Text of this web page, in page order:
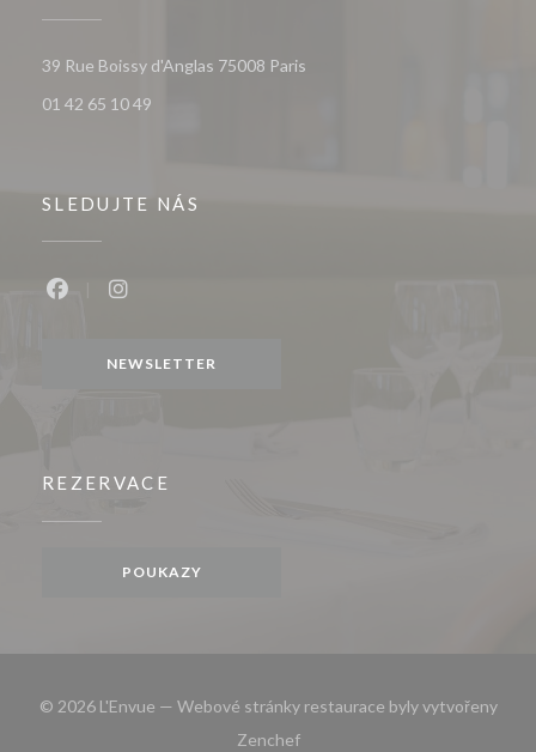
39 Rue Boissy d'Anglas 75008 Paris
01 42 65 10 49
SLEDUJTE NÁS
NEWSLETTER
REZERVACE
POUKAZY
© 2026 L'Envue — Webové stránky restaurace byly vytvořeny
Zenchef((otevře se v novém okně))